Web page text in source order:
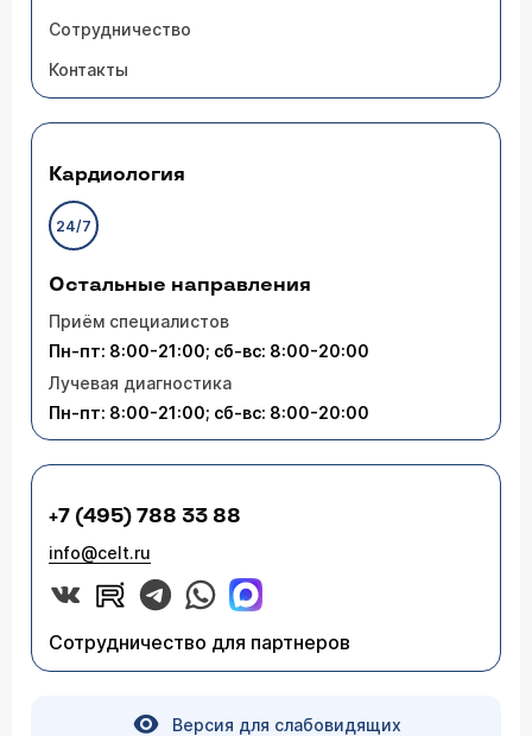
Сотрудничество
Контакты
Кардиология
24/7
Остальные направления
Приём специалистов
Пн-пт: 8:00-21:00; сб-вс: 8:00-20:00
Лучевая диагностика
Пн-пт: 8:00-21:00; сб-вс: 8:00-20:00
+7 (495) 788 33 88
info@celt.ru
Сотрудничество для партнеров
Версия для слабовидящих